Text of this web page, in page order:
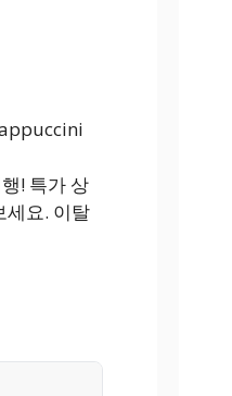
! 특가 상
세요. 이탈